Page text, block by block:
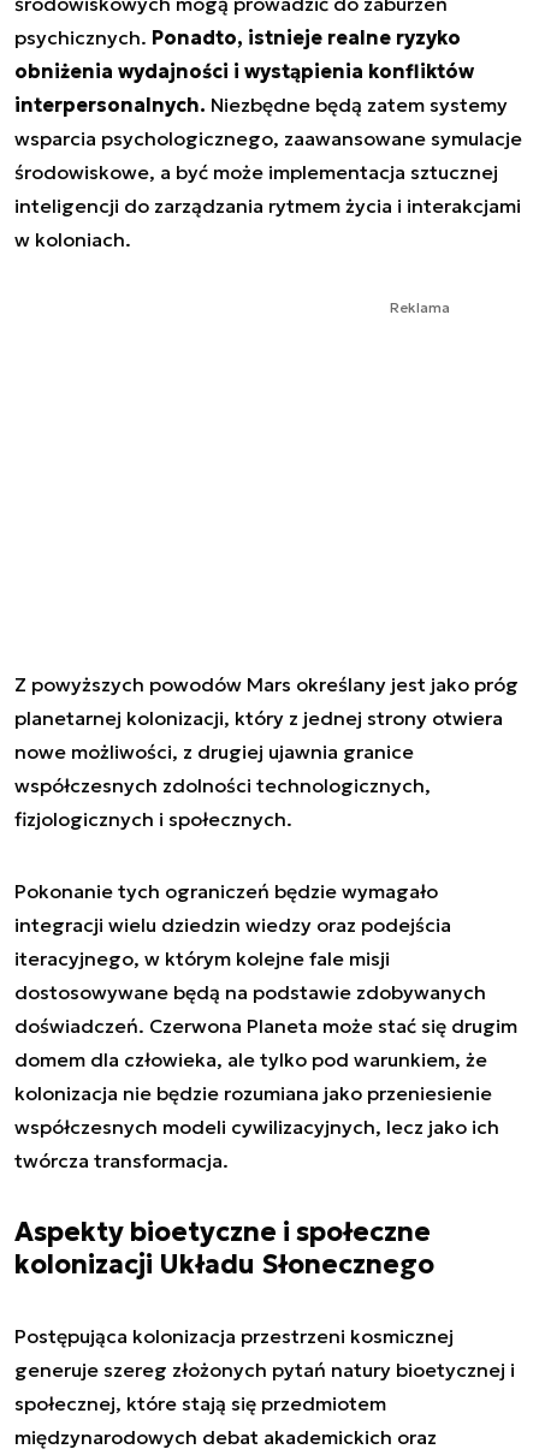
psychicznych. Ponadto, istnieje realne ryzyko
obniżenia wydajności i wystąpienia konfliktów
interpersonalnych. Niezbędne będą zatem systemy
wsparcia psychologicznego, zaawansowane symulacje
środowiskowe, a być może implementacja sztucznej
inteligencji do zarządzania rytmem życia i interakcjami
w koloniach.
Reklama
Z powyższych powodów Mars określany jest jako próg
planetarnej kolonizacji, który z jednej strony otwiera
nowe możliwości, z drugiej ujawnia granice
współczesnych zdolności technologicznych,
fizjologicznych i społecznych.
Pokonanie tych ograniczeń będzie wymagało
integracji wielu dziedzin wiedzy oraz podejścia
iteracyjnego, w którym kolejne fale misji
dostosowywane będą na podstawie zdobywanych
doświadczeń. Czerwona Planeta może stać się drugim
domem dla człowieka, ale tylko pod warunkiem, że
kolonizacja nie będzie rozumiana jako przeniesienie
współczesnych modeli cywilizacyjnych, lecz jako ich
twórcza transformacja.
Aspekty bioetyczne i społeczne
kolonizacji Układu Słonecznego
Postępująca kolonizacja przestrzeni kosmicznej
generuje szereg złożonych pytań natury bioetycznej i
społecznej, które stają się przedmiotem
międzynarodowych debat akademickich oraz